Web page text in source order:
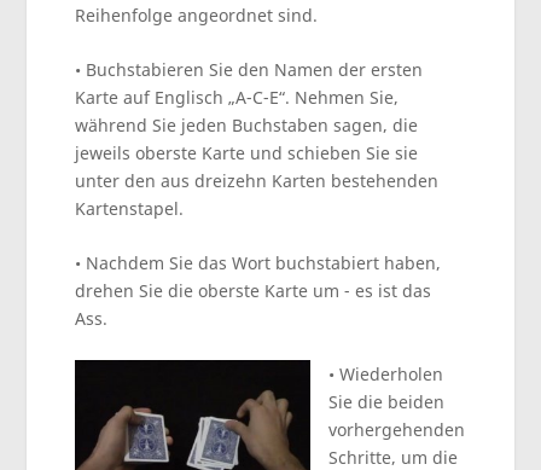
Reihenfolge angeordnet sind.
• Buchstabieren Sie den Namen der ersten
Karte auf Englisch „A-C-E“. Nehmen Sie,
während Sie jeden Buchstaben sagen, die
jeweils oberste Karte und schieben Sie sie
unter den aus dreizehn Karten bestehenden
Kartenstapel.
• Nachdem Sie das Wort buchstabiert haben,
drehen Sie die oberste Karte um - es ist das
Ass.
• Wiederholen
Sie die beiden
vorhergehenden
Schritte, um die